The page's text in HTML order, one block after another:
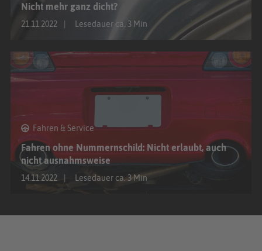
Nicht mehr ganz dicht?
21.11.2022 Lesedauer ca. 3 Min
Fahren & Service
Fahren ohne Nummernschild: Nicht erlaubt, auch
nicht ausnahmsweise
14.11.2022 Lesedauer ca. 3 Min